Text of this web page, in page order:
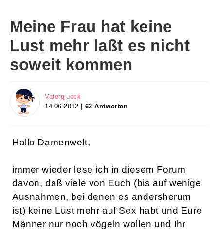
Meine Frau hat keine
Lust mehr laßt es nicht
soweit kommen
Vaterglueck
14.06.2012 | 62 Antworten
Hallo Damenwelt,
immer wieder lese ich in diesem Forum
davon, daß viele von Euch (bis auf wenige
Ausnahmen, bei denen es andersherum
ist) keine Lust mehr auf Sex habt und Eure
Männer nur noch vögeln wollen und Ihr